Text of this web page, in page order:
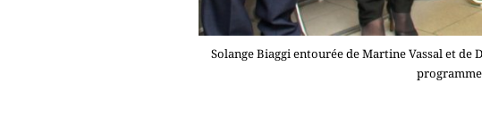
Solange Biaggi entourée de Martine Vassal et